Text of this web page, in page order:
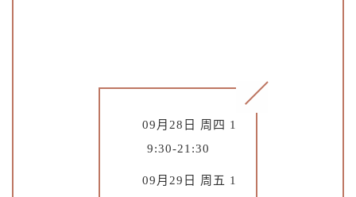
09月28日 周四 1
9:30-21:30
09月29日 周五 1